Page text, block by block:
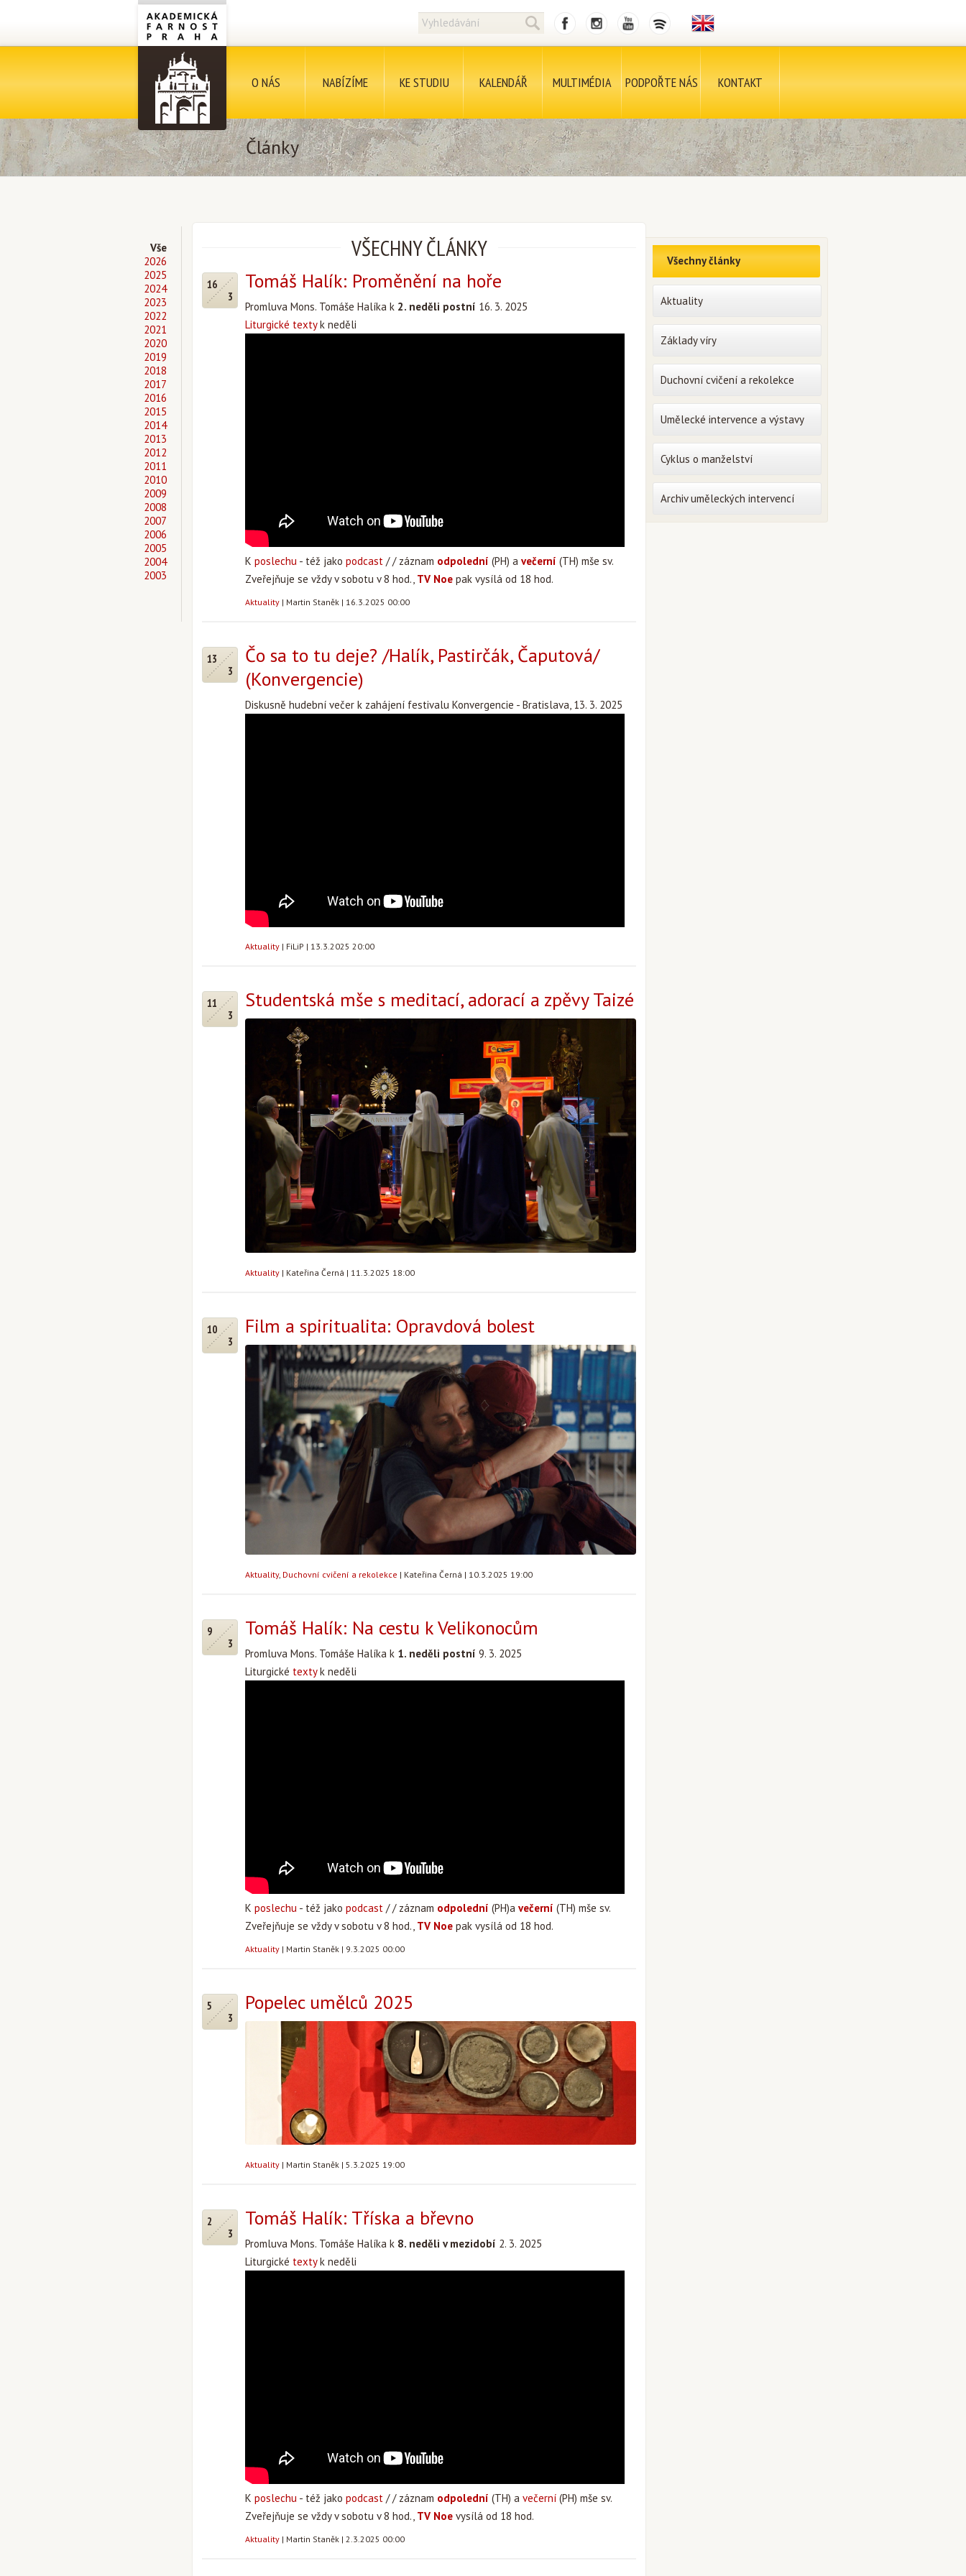
O NÁS NABÍZÍME KE STUDIU KALENDÁŘ MULTIMÉDIA PODPOŘTE NÁS KONTAKT
Články
Vše
2026
2025
2024
2023
2022
2021
2020
2019
2018
2017
2016
2015
2014
2013
2012
2011
2010
2009
2008
2007
2006
2005
2004
2003
VŠECHNY ČLÁNKY
16
3
Tomáš Halík: Proměnění na hoře
Promluva Mons. Tomáše Halíka k 2. neděli postní 16. 3. 2025
Liturgické textyk neděli
K poslechu - též jako podcast / / záznam odpolední (PH) a večerní (TH) mše sv.
Zveřejňuje se vždy v sobotu v 8 hod., TV Noe pak vysílá od 18 hod.
Aktuality | Martin Staněk | 16.3.2025 00:00
13
3
Čo sa to tu deje? /Halík, Pastirčák, Čaputová/
(Konvergencie)
Diskusně hudební večer k zahájení festivalu Konvergencie - Bratislava, 13. 3. 2025
Aktuality | FiLiP | 13.3.2025 20:00
11
3
Studentská mše s meditací, adorací a zpěvy Taizé
Aktuality | Kateřina Černá | 11.3.2025 18:00
10
3
Film a spiritualita: Opravdová bolest
Aktuality, Duchovní cvičení a rekolekce | Kateřina Černá | 10.3.2025 19:00
9
3
Tomáš Halík: Na cestu k Velikonocům
Promluva Mons. Tomáše Halíka k 1. neděli postní 9. 3. 2025
Liturgické textyk neděli
K poslechu - též jako podcast / / záznam odpolední (PH)a večerní (TH) mše sv.
Zveřejňuje se vždy v sobotu v 8 hod., TV Noe pak vysílá od 18 hod.
Aktuality | Martin Staněk | 9.3.2025 00:00
5
3
Popelec umělců 2025
Aktuality | Martin Staněk | 5.3.2025 19:00
2
3
Tomáš Halík: Tříska a břevno
Promluva Mons. Tomáše Halíka k 8. neděli v mezidobí 2. 3. 2025
Liturgické textyk neděli
K poslechu - též jako podcast / / záznam odpolední (TH) a večerní (PH) mše sv.
Zveřejňuje se vždy v sobotu v 8 hod., TV Noe vysílá od 18 hod.
Aktuality | Martin Staněk | 2.3.2025 00:00
Všechny články
Aktuality
Základy víry
Duchovní cvičení a rekolekce
Umělecké intervence a výstavy
Cyklus o manželství
Archiv uměleckých intervencí